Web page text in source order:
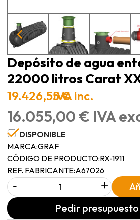
Depósito de agua
22000 litros Carat
19.426,55 €IVA inc.
16.055,00 € IVA
DISPONIBLE
MARCA:GRAF
CÓDIGO DE PRODUCTO:RX-1911
REF. FABRICANTE:A67026
- +
Pedir